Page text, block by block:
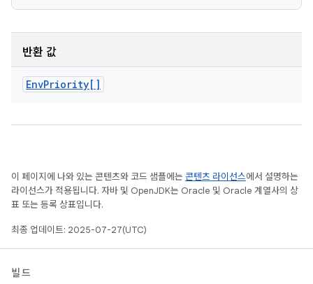
반환 값
EnvPriority[]
이 페이지에 나와 있는 콘텐츠와 코드 샘플에는 콘텐츠 라이선스에서 설명하는
라이선스가 적용됩니다. 자바 및 OpenJDK는 Oracle 및 Oracle 계열사의 상
표 또는 등록 상표입니다.
최종 업데이트: 2025-07-27(UTC)
빌드